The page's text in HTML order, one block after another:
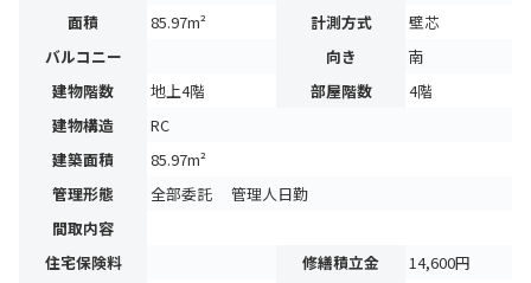
面積
85.97m² 計測方式
壁芯
バルコニー
向き
南
建物階数
地上4階 部屋階数
4階
建物構造
RC
建築面積
85.97m²
管理形態
全部委託 管理人日勤
間取内容
住宅保険料
修繕積立金
14,600円